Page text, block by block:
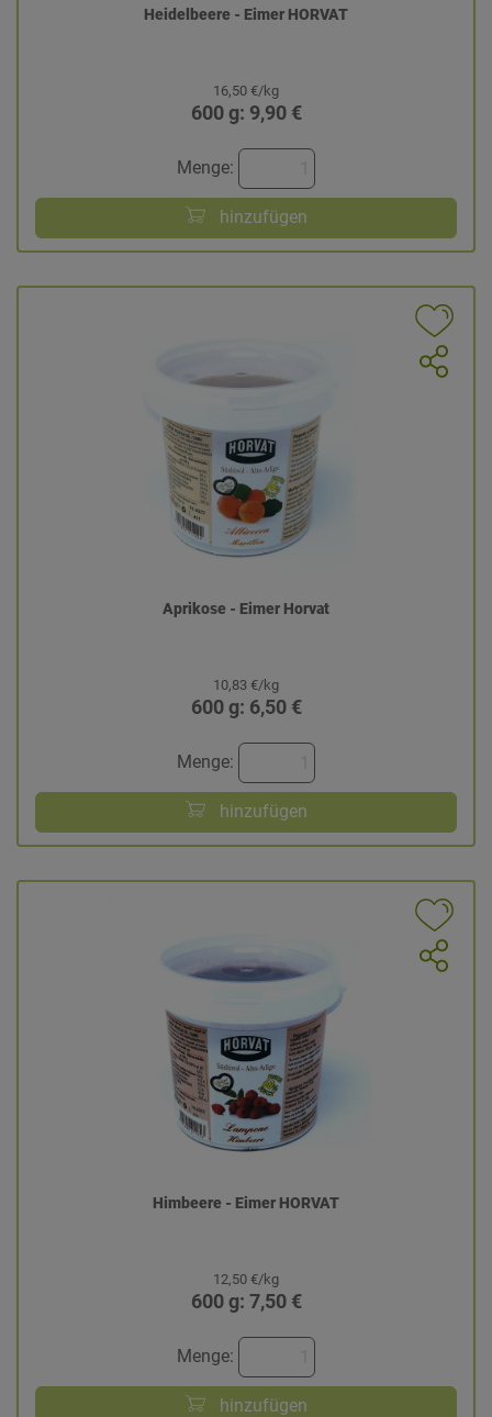
Heidelbeere - Eimer HORVAT
16,50 €/kg
600 g: 9,90 €
Menge:
hinzufügen
Aprikose - Eimer Horvat
10,83 €/kg
600 g: 6,50 €
Menge:
hinzufügen
Himbeere - Eimer HORVAT
12,50 €/kg
600 g: 7,50 €
Menge:
hinzufügen